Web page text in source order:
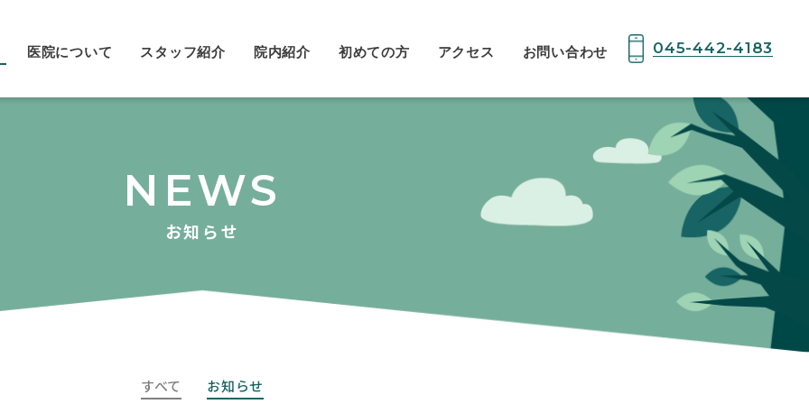
医院について スタッフ紹介 院内紹介 初めての方 アクセス お問い合わせ 045-442-4183
NEWS
お知らせ
すべて お知らせ